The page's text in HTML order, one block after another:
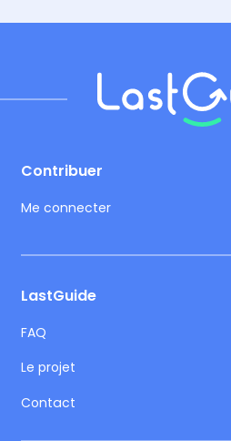
Contribuer
Me connecter
LastGuide
FAQ
Le projet
Contact